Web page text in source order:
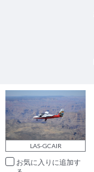
LAS-GCAIR
お気に入りに追加